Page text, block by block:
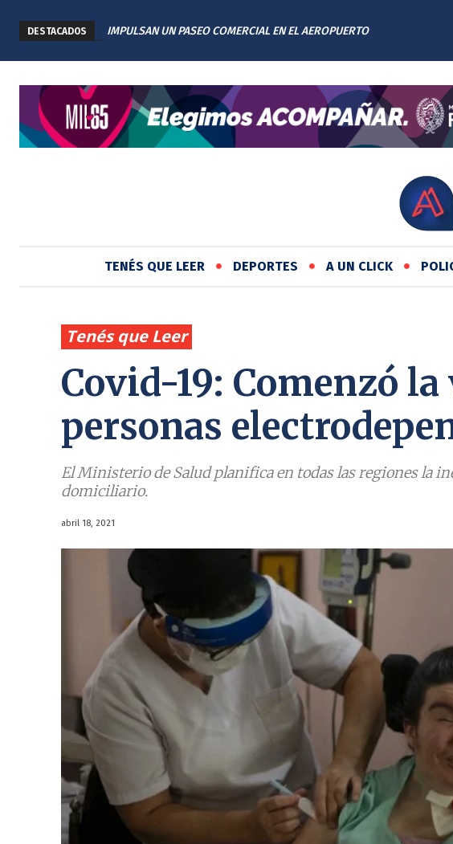
DESTACADOS
IMPULSAN UN PASEO COMERCIAL EN EL AEROPUERTO
TENÉS QUE LEER DEPORTES A UN CLICK
Tenés que Leer
Covid-19: Comenzó
personas
El Ministerio de Salud planifica en todas las regiones la
domiciliario.
abril 18, 2021